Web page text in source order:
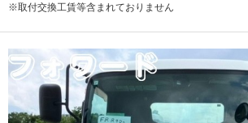
※取付交換工賃等含まれておりません